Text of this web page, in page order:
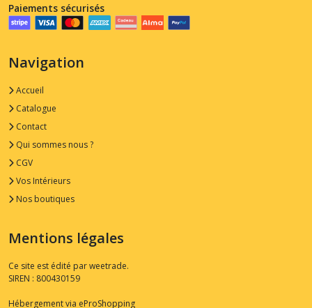
Paiements sécurisés
Navigation
Accueil
Catalogue
Contact
Qui sommes nous ?
CGV
Vos Intérieurs
Nos boutiques
Mentions légales
Ce site est édité par weetrade.
SIREN : 800430159
Hébergement via eProShopping